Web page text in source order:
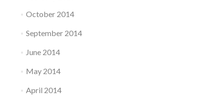
October 2014
September 2014
June 2014
May 2014
April 2014